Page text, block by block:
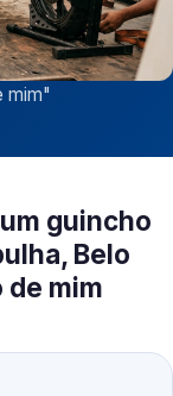
mim"
guincho
Belo
de mim